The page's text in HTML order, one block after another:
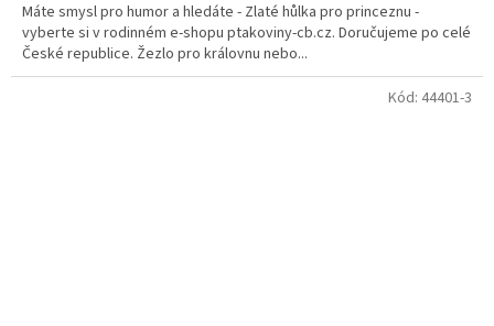
Máte smysl pro humor a hledáte - Zlaté hůlka pro princeznu -
vyberte si v rodinném e-shopu ptakoviny-cb.cz. Doručujeme po celé
České republice. Žezlo pro královnu nebo...
Kód: 44401-3